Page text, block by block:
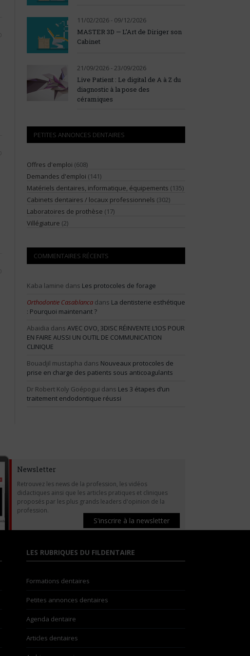
11/02/2026 - 09/12/2026
MASTER 3D — L’Art de Diriger son
Cabinet
21/09/2026 - 23/09/2026
Live Patient : Le digital de A à Z du
diagnostic à la pose des
céramiques
PETITES ANNONCES DENTAIRES
Offres d'emploi (608)
Demandes d'emploi (141)
Matériels dentaires, informatique, équipements (135)
Cabinets dentaires / locaux professionnels (302)
Laboratoires de prothèse (17)
Villégiature (2)
COMMENTAIRES RÉCENTS
Kaba lamine dans Les protocoles de forage
Orthodontie Casablanca dans La dentisterie esthétique
: Pourquoi maintenant ?
Abaidia dans AVEC OVO, 3DISC RÉINVENTE L’IOS POUR
EN FAIRE AUSSI UN OUTIL DE COMMUNICATION
CLINIQUE
Bouadjil mustapha dans Nouveaux protocoles de
prise en charge des patients sous anticoagulants
Dr Robert Koly Goépogui dans Les 3 étapes d’un
traitement endodontique réussi
Newsletter
Retrouvez les news de la profession, les vidéos
didactiques ainsi que les articles pratiques et cliniques
proposés par les plus grands leaders d'opinion de la
profession.
S'inscrire à la newsletter
LES RUBRIQUES DU FILDENTAIRE
Formations dentaires
Petites annonces dentaires
Agenda dentaire
Articles dentaires